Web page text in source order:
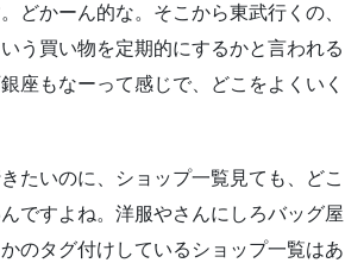
どかーん的な。そこから東武行くの、
う買い物を定期的にするかと言われる
座もなーって感じで、どこをよくいく
たいのに、ショップ一覧見ても、どこ
ですよね。洋服やさんにしろバッグ屋
のタグ付けしているショップ一覧はあ